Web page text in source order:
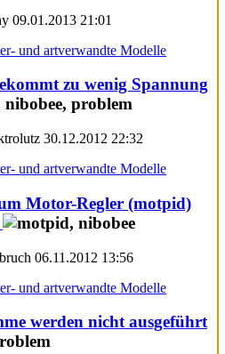
09.01.2013 21:01
und artverwandte Modelle
zu wenig Spannung
30.12.2012 22:32
und artverwandte Modelle
Motor-Regler (motpid)
06.11.2012 13:56
und artverwandte Modelle
werden nicht ausgeführt